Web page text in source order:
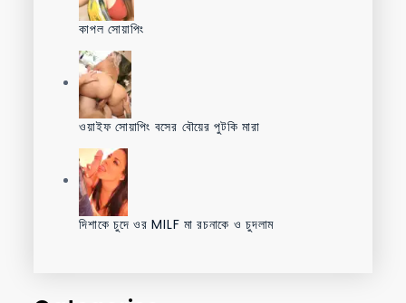
কাপল সোয়াপিং
ওয়াইফ সোয়াপিং বসের বৌয়ের পুটকি মারা
দিশাকে চুদে ওর MILF মা রচনাকে ও চুদলাম